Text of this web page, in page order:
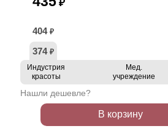
₽
404 ₽
374 ₽
Индустрия
красоты
Мед.
учреждение
Нашли дешевле?
В корзину